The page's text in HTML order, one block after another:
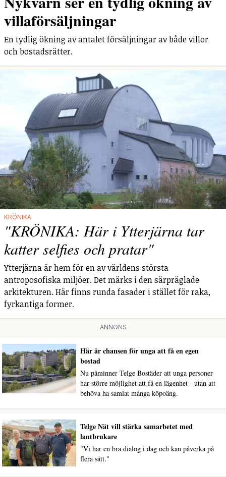
villaförsäljningar
En tydlig ökning av antalet försäljningar av både villor
och bostadsrätter.
KRÖNIKA
"KRÖNIKA: Här i Ytterjärna tar
katter selfies och pratar"
Ytterjärna är hem för en av världens största
antroposofiska miljöer. Det märks i den särpräglade
arkitekturen. Här finns runda fasader i stället för raka,
fyrkantiga former.
ANNONS
Här är chansen för unga att få en egen
bostad
Nu påminner Telge Bostäder att unga personer
har större möjlighet att få en lägenhet - utan att
behöva ha samlat många köpoäng.
Telge Nät vill stärka samarbetet med
lantbrukare
"Vi har en bra dialog i dag och kan påverka på
flera sätt."